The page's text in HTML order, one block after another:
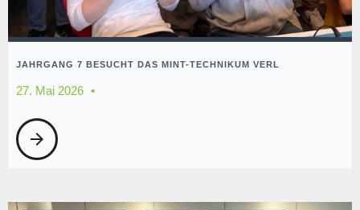
JAHRGANG 7 BESUCHT DAS MINT-TECHNIKUM VERL
27. Mai 2026
arrow_forward